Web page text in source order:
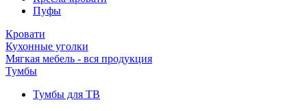
Пуфы
Кровати
Кухонные уголки
Мягкая мебель - вся продукция
Тумбы
Тумбы для ТВ